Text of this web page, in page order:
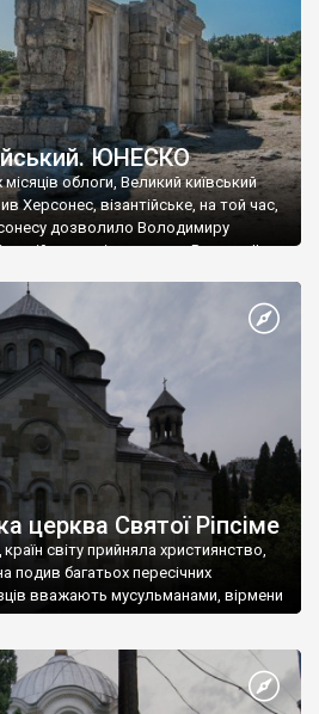
ЮНЕСКО
місяців облоги, Великий київський
Херсонес, візантійське, на той час,
дозволило Володимиру
імператору Василю ІІ, та
став Василем-християнином.
На честь Херсонесу Таврійського
церква Святої Ріпсіме
світу прийняла християнство,
подив багатьох пересічних
вважають мусульманами, вірмени